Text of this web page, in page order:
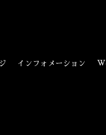
インフォメーション